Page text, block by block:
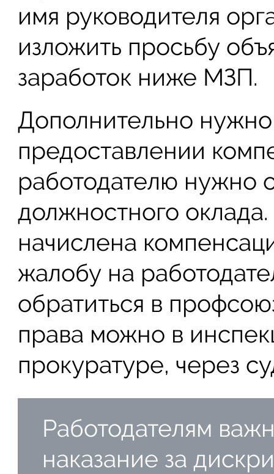
имя руководителя
изложить просьбу
заработок ниже МЗП.
Дополнительно
предоставлении
работодателю нужно
должностного
начислена
жалобу на
обратиться в
права можно в
прокуратуре, через
Работодателям
наказание за